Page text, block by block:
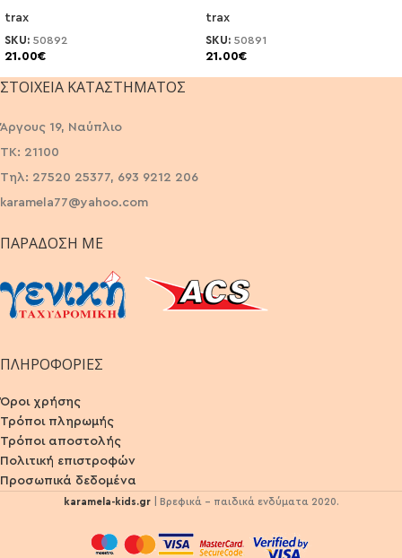
trax
SKU: 50892
21.00€
trax
SKU: 50891
21.00€
ΣΤΟΙΧΕΊΑ ΚΑΤΑΣΤΉΜΑΤΟΣ
Άργους 19, Ναύπλιο
ΤΚ: 21100
Τηλ: 27520 25377, 693 9212 206
karamela77@yahoo.com
ΠΑΡΆΔΟΣΗ ΜΕ
ΠΛΗΡΟΦΟΡΙΕΣ
Όροι χρήσης
Τρόποι πληρωμής
Τρόποι αποστολής
Πολιτική επιστροφών
Προσωπικά δεδομένα
karamela-kids.gr | Βρεφικά - παιδικά ενδύματα 2020.